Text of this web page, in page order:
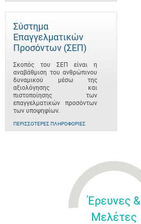
Σύστημα
Επαγγελματικών
Προσόντων (ΣΕΠ)
Σκοπός του ΣΕΠ είναι η
αναβάθμιση του ανθρώπινου
δυναμικού μέσω της
αξιολόγησης και
πιστοποίησης των
επαγγελματικών προσόντων
των υποψηφίων.
ΠΕΡΙΣΣΌΤΕΡΕΣ ΠΛΗΡΟΦΟΡΊΕΣ
Έρευνες &
Μελέτες